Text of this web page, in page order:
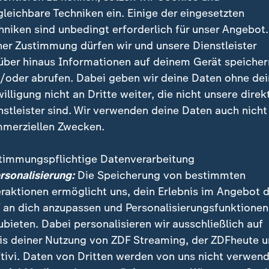
Finanztransaktionen im Bereich Energie
füllen Putins Kriegskasse
hofft, dass die Maßnahmen die russische Währung
anheizen und die russische Zentralbank
stehenden Leitzins noch weiter anzuheben.
wollen die Regierungen in den USA und
in Gang setzen. Die Logik: Mit der
wird dem Kreml der Unterbau für die
Sanktionen wirken wie Sand im Getriebe der
hieß es.
David Lammy sagte: "Öleinnahmen sind
Techniken ein. Einige der eingesetzten
sind unbedingt erforderlich für unser
Zustimmung dürfen wir und unsere Dienstleister
hinaus Informationen auf deinem Gerät
oder abrufen. Dabei geben wir deine Daten ohne
nicht an Dritte weiter, die nicht unsere
sind. Wir verwenden deine Daten auch nicht
Zwecken.
Datenverarbeitung
Die Speicherung von bestimmten
ermöglicht uns, dein Erlebnis im Angebot
an dich anzupassen und Personalisierungsfunktionen
Dabei personalisieren wir ausschließlich auf
deiner Nutzung von ZDF Streaming, der ZDFheute
Daten von Dritten werden von uns nicht